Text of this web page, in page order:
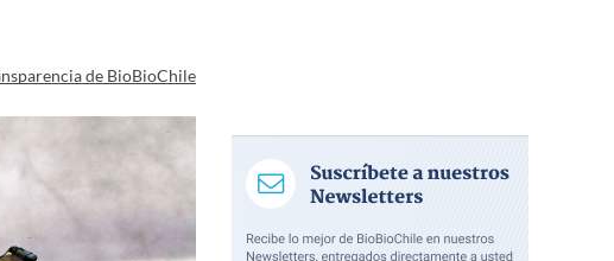
de BioBioChile